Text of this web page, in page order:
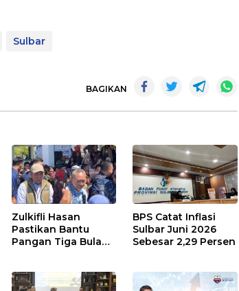
Sulbar
BAGIKAN
Zulkifli Hasan
Pastikan Bantu
Pangan Tiga Bulan
BPS Catat Inflasi
Sulbar Juni 2026
Sebesar 2,29 Persen